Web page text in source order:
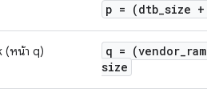
p = (dtb_size +
(หน้า q) q = (vendor_
size